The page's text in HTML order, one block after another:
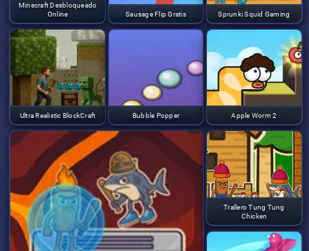
Minecraft Desbloqueado
Online
Sausage Flip Gratis Sprunki Squid Gaming
Ultra Realistic BlockCraft Bubble Popper Apple Worm 2
Trallero Tung Tung
Chicken